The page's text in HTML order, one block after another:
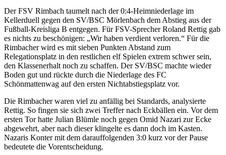
Der FSV Rimbach taumelt nach der 0:4-Heimniederlage im
Kellerduell gegen den SV/BSC Mörlenbach dem Abstieg aus der
Fußball-Kreisliga B entgegen. Für FSV-Sprecher Roland Rettig gab
es nichts zu beschönigen: „Wir haben verdient verloren.“ Für die
Rimbacher wird es mit sieben Punkten Abstand zum
Relegationsplatz in den restlichen elf Spielen extrem schwer sein,
den Klassenerhalt noch zu schaffen. Der SV/BSC machte wieder
Boden gut und rückte durch die Niederlage des FC
Schönmattenwag auf den ersten Nichtabstiegsplatz vor.
Die Rimbacher waren viel zu anfällig bei Standards, analysierte
Rettig. So fingen sie sich zwei Treffer nach Eckbällen ein. Vor dem
ersten Tor hatte Julian Blümle noch gegen Omid Nazari zur Ecke
abgewehrt, aber nach dieser klingelte es dann doch im Kasten.
Nazaris Konter mit dem darauffolgenden 3:0 kurz vor der Pause
bedeutete die Vorentscheidung.